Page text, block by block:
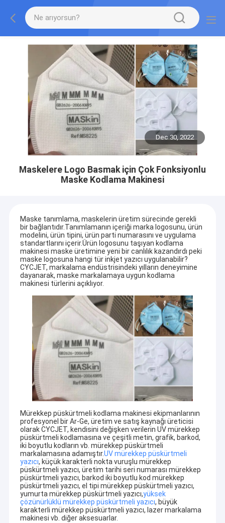
Dec 30, 2022
Maskelere Logo Basmak için Çok Fonksiyonlu
Maske Kodlama Makinesi
Maske tanımlama, maskelerin üretim sürecinde gerekli
bir bağlantıdır.Tanımlamanın içeriği marka logosunu, ürün
modelini, ürün tipini, ürün parti numarasını ve uygulama
standartlarını içerir.Ürün logosunu taşıyan kodlama
makinesi maske üretimine yeni bir canlılık kazandırdı peki
maske logosuna hangi tür inkjet yazıcı uygulanabilir?
CYCJET, markalama endüstrisindeki yılların deneyimine
dayanarak, maske markalamaya uygun kodlama
makinesi türlerini açıklıyor.
Mürekkep püskürtmeli kodlama makinesi ekipmanlarının
profesyonel bir Ar-Ge, üretim ve satış kaynağı üreticisi
olarak CYCJET, kendisini değişken verilerin UV mürekkep
püskürtmeli kodlamasına ve çeşitli metin, grafik, barkod,
iki boyutlu kodların vb. mürekkep püskürtmeli
markalamasına adamıştır.UV mürekkep püskürtmeli
yazıcı, küçük karakterli nokta vuruşlu mürekkep
püskürtmeli yazıcı, üretim tarihi seri numarası mürekkep
püskürtmeli yazıcı, barkod iki boyutlu kod mürekkep
püskürtmeli yazıcı, el tipi mürekkep püskürtmeli yazıcı,
yumurta mürekkep püskürtmeli yazıcı,yüksek
çözünürlüklü mürekkep püskürtmeli yazıcı, büyük
karakterli mürekkep püskürtmeli yazıcı, lazer markalama
makinesi vb. diğer aksesuarlar.